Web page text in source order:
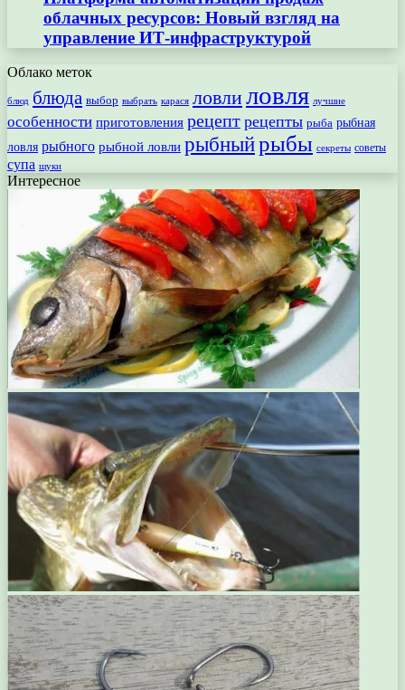
облачных ресурсов: Новый взгляд на
управление ИТ-инфраструктурой
Облако меток
блюд блюда выбор выбрать карася ловлиловля лучшие
особенности приготовления рецепт рецепты рыба рыбная
ловля рыбного рыбной ловли рыбныйрыбы секреты советы
супа щуки
Интересное